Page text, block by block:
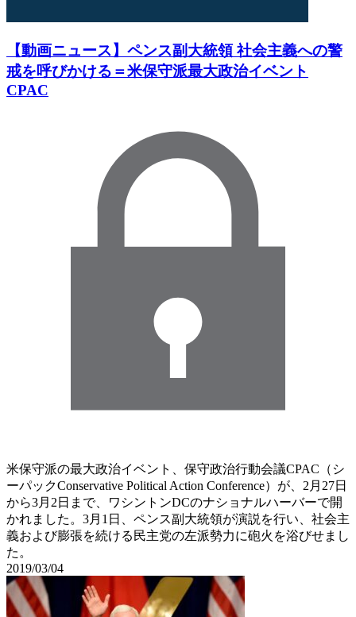
【動画ニュース】ペンス副大統領 社会主義への警
戒を呼びかける＝米保守派最大政治イベント
CPAC
米保守派の最大政治イベント、保守政治行動会議CPAC（シ
ーパックConservative Political Action Conference）が、2月27日
から3月2日まで、ワシントンDCのナショナルハーバーで開
かれました。3月1日、ペンス副大統領が演説を行い、社会主
義および膨張を続ける民主党の左派勢力に砲火を浴びせまし
た。
2019/03/04